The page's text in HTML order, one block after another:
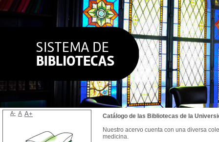
Catálogo de las Bibliotecas de la
Nuestro acervo cuenta con una diversa
medicina.
A- A A+